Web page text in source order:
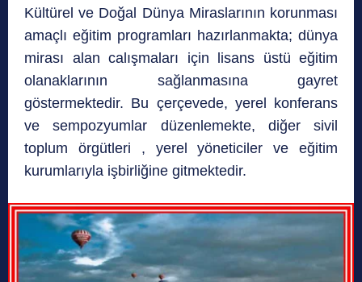
Kültürel ve Doğal Dünya Miraslarının korunması
amaçlı eğitim programları hazırlanmakta; dünya
mirası alan calışmaları için lisans üstü eğitim
olanaklarının sağlanmasına gayret
göstermektedir. Bu çerçevede, yerel konferans
ve sempozyumlar düzenlemekte, diğer sivil
toplum örgütleri , yerel yöneticiler ve eğitim
kurumlarıyla işbirliğine gitmektedir.